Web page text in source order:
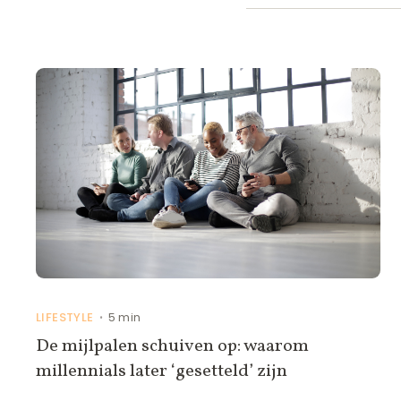
LIFESTYLE • 5 min
De mijlpalen schuiven op: waarom
millennials later ‘gesetteld’ zijn